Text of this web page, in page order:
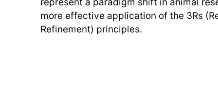
more effective application of the 3Rs
Refinement) principles.